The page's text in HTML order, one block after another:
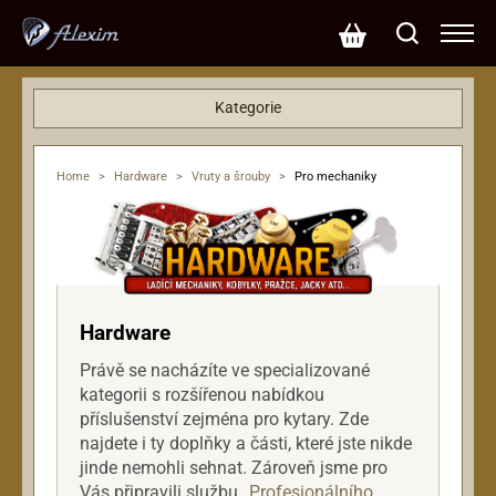
Home > Hardware > Vruty a šrouby > Pro mechaniky
Hardware
Právě se nacházíte ve specializované
kategorii s rozšířenou nabídkou
příslušenství zejména pro kytary. Zde
najdete i ty doplňky a části, které jste nikde
jinde nemohli sehnat. Zároveň jsme pro
Kategorie
Basové kytary
Efekty
Hardware
Desky, pickguard, krytky, držáky, kovové
vložky.
Insert jacky, endpins jacky, misky jacků
Knoflíky, pružiny, páky, závěsy řemenu
Krky a těla
Kryty snímačů
Mechaniky ladicí, kobylky, tremola
Nulté pražce, sedla, kolíčky, srážeče
Ostatní